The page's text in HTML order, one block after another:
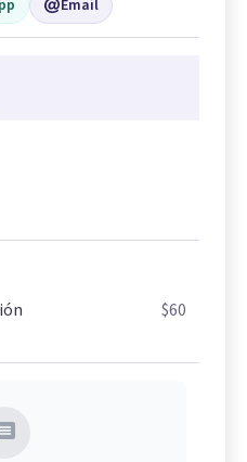
Email
$60